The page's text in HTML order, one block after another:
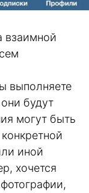
взаимной
выполняете
будут
могут быть
иной
хочется